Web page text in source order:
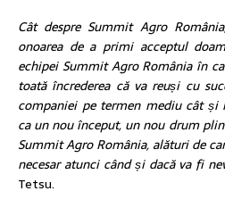
Cât despre Summit Agro
onoarea de a primi acceptul
echipei Summit Agro România în
toată încrederea că va reuși cu
companiei pe termen mediu cât și
ca un nou început, un nou drum
Summit Agro România, alături de
necesar atunci când și dacă va fi
Tetsu.